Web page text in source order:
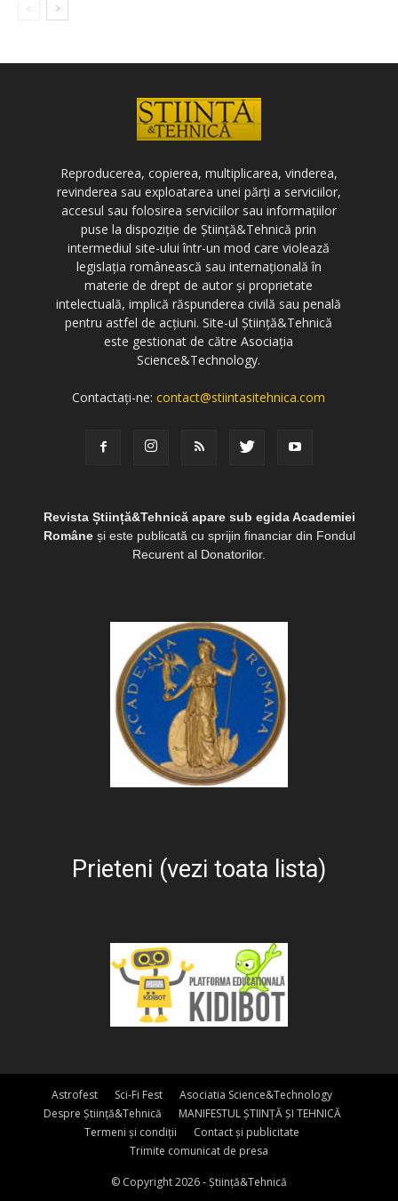
Reproducerea, copierea, multiplicarea, vinderea,
revinderea sau exploatarea unei părți a serviciilor,
accesul sau folosirea serviciilor sau informațiilor
puse la dispoziție de Știință&Tehnică prin
intermediul site-ului într-un mod care violează
legislația românească sau internațională în
materie de drept de autor și proprietate
intelectuală, implică răspunderea civilă sau penală
pentru astfel de acțiuni. Site-ul Știință&Tehnică
este gestionat de către Asociația
Science&Technology.
Contactați-ne:contact@stiintasitehnica.com
Revista Știință&Tehnică apare sub egida Academiei
Româneși este publicată cu sprijin financiar din Fondul
Recurent al Donatorilor.
Prieteni (vezi toata lista)
Astrofest Sci-Fi Fest
Asociatia Science&Technology
Despre Știință&Tehnică
MANIFESTUL ȘTIINȚĂ ȘI TEHNICĂ
Termeni și condiții
Contact și publicitate
Trimite comunicat de presa
© Copyright 2026 - Știință&Tehnică